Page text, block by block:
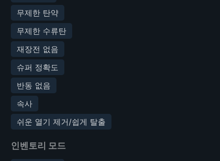
무제한 탄약
무제한 수류탄
재장전 없음
슈퍼 정확도
반동 없음
속사
쉬운 열기 제거/쉽게 탈출
인벤토리 모드